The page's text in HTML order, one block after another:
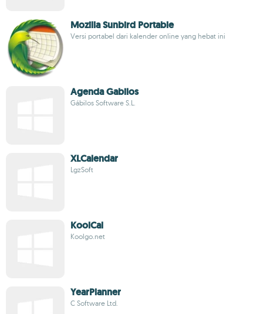
Mozilla Sunbird Portable
Versi portabel dari kalender online yang hebat ini
Agenda Gabilos
Gábilos Software S.L.
XLCalendar
LgzSoft
KoolCal
Koolgo.net
YearPlanner
C Software Ltd.